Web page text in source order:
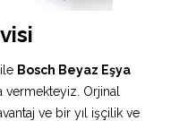
Bosch Beyaz Eşya
vermekteyiz. Orjinal
ve bir yıl işçilik ve